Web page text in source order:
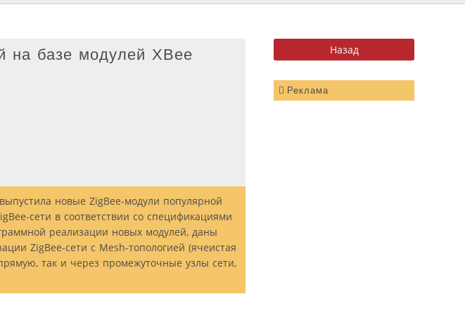
Реклама
на базе модулей XBee
новые ZigBee-модули популярной
сети в соответствии со спецификациями
реализации новых модулей, даны
ZigBee-сети с Mesh-топологией (ячеистая
так и через промежуточные узлы сети,